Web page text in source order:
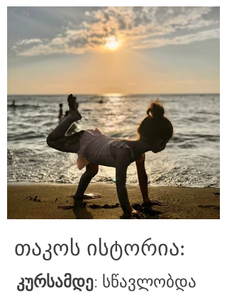
თაკოს ისტორია:
კურსამდე: სწავლობდა